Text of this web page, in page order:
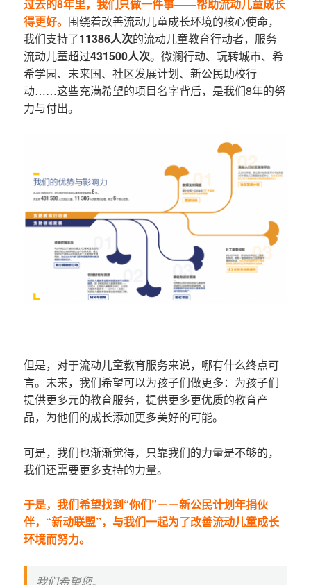
过去的8年里，我们只做一件事——帮助流动儿童成长
得更好。 围绕着改善流动儿童成长环境的核心使命，
我们支持了11386人次的流动儿童教育行动者，服务
流动儿童超过431500人次。微澜行动、玩转城市、希
希学园、未来国、社区发展计划、新公民助校行
动……这些充满希望的项目名字背后，是我们8年的努
力与付出。
但是，对于流动儿童教育服务来说，哪有什么终点可
言。未来，我们希望可以为孩子们做更多：为孩子们
提供更多元的教育服务，提供更多更优质的教育产
品，为他们的成长添加更多美好的可能。
可是，我们也渐渐觉得，只靠我们的力量是不够的，
我们还需要更多支持的力量。
于是，我们希望找到“你们”－－新公民计划年捐伙
伴，“新动联盟”，与我们一起为了改善流动儿童成长
环境而努力。
我们希望您…